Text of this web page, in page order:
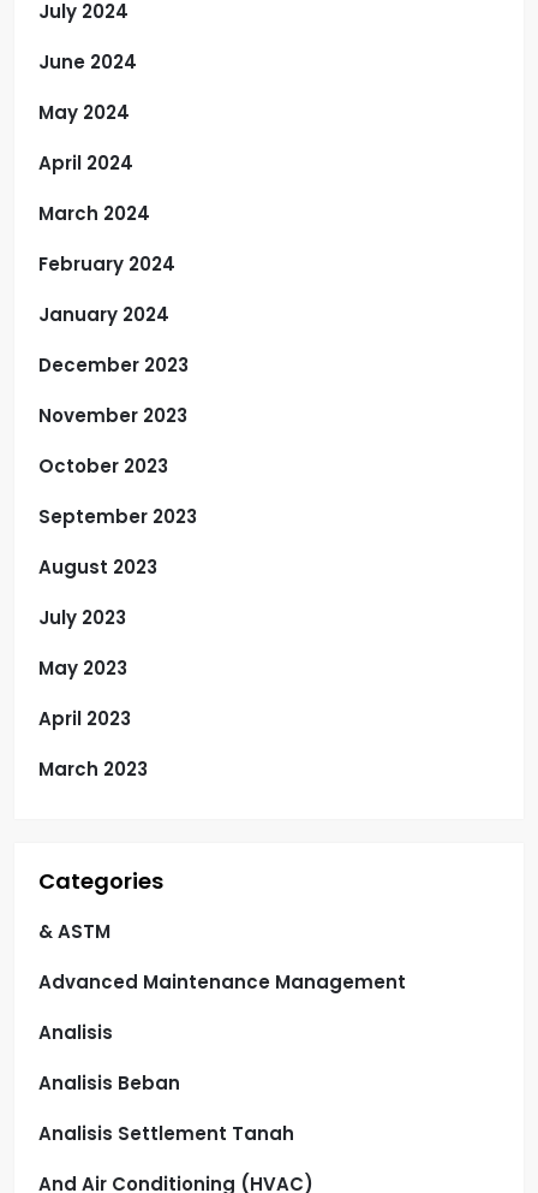
July 2024
June 2024
May 2024
April 2024
March 2024
February 2024
January 2024
December 2023
November 2023
October 2023
September 2023
August 2023
July 2023
May 2023
April 2023
March 2023
Categories
& ASTM
Advanced Maintenance Management
Analisis
Analisis Beban
Analisis Settlement Tanah
And Air Conditioning (HVAC)